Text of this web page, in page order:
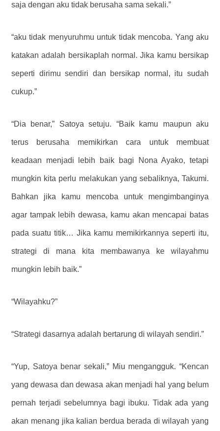
saja dengan aku tidak berusaha sama sekali.”
“aku tidak menyuruhmu untuk tidak mencoba. Yang aku
katakan adalah bersikaplah normal. Jika kamu bersikap
seperti dirimu sendiri dan bersikap normal, itu sudah
cukup.”
“Dia benar,” Satoya setuju. “Baik kamu maupun aku
terus berusaha memikirkan cara untuk membuat
keadaan menjadi lebih baik bagi Nona Ayako, tetapi
mungkin kita perlu melakukan yang sebaliknya, Takumi.
Bahkan jika kamu mencoba untuk mengimbanginya
agar tampak lebih dewasa, kamu akan mencapai batas
pada suatu titik… Jika kamu memikirkannya seperti itu,
strategi di mana kita membawanya ke wilayahmu
mungkin lebih baik.”
“Wilayahku?”
“Strategi dasarnya adalah bertarung di wilayah sendiri.”
“Yup, Satoya benar sekali,” Miu mengangguk. “Kencan
yang dewasa dan dewasa akan menjadi hal yang belum
pernah terjadi sebelumnya bagi ibuku. Tidak ada yang
akan menang jika kalian berdua berada di wilayah yang